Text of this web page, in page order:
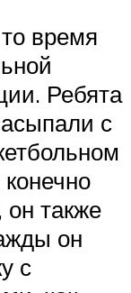
время
Ребята
с
также
он
с